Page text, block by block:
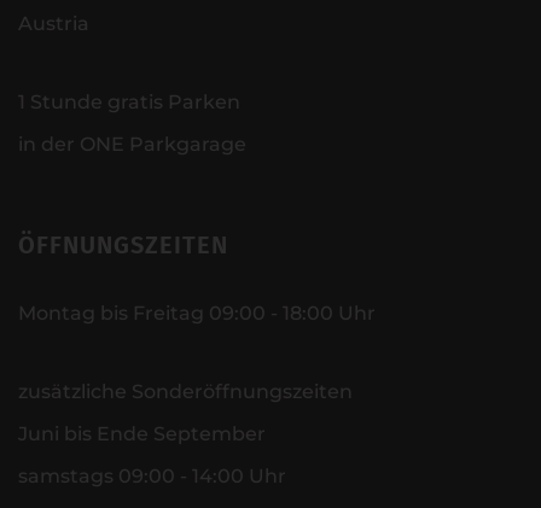
Austria
1 Stunde gratis Parken
in der ONE Parkgarage
ÖFFNUNGSZEITEN
Montag bis Freitag 09:00 - 18:00 Uhr
zusätzliche Sonderöffnungszeiten
Juni bis Ende September
samstags 09:00 - 14:00 Uhr